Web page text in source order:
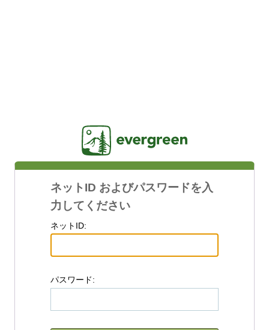
ネットID およびパスワードを入
力してください
ネットID:
パスワード: